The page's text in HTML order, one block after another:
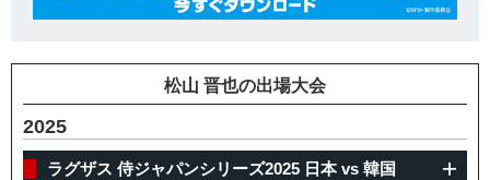
松山 晋也の出場大会
2025
ラグザス 侍ジャパンシリーズ2025 日本 vs 韓国